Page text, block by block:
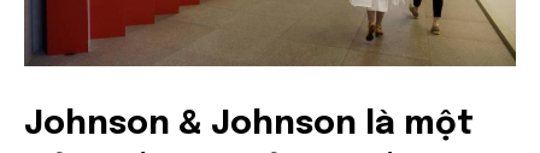
Johnson & Johnson là một